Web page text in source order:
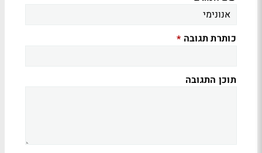
כותרת תגובה *
תוכן התגובה